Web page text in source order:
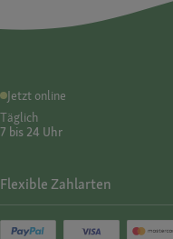
Jetzt online
Täglich
7 bis 24 Uhr
Flexible Zahlarten